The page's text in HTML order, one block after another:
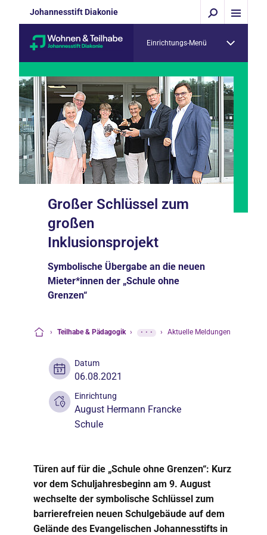
Johannesstift Diakonie
Einrichtungs-Menü
Großer Schlüssel zum
großen
Inklusionsprojekt
Symbolische Übergabe an die neuen
Mieter*innen der „Schule ohne
Grenzen“
› Teilhabe & Pädagogik › ··· › Aktuelle Meldungen
Datum
06.08.2021
Einrichtung
August Hermann Francke
Schule
Türen auf für die „Schule ohne Grenzen“: Kurz
vor dem Schuljahresbeginn am 9. August
wechselte der symbolische Schlüssel zum
barrierefreien neuen Schulgebäude auf dem
Gelände des Evangelischen Johannesstifts in